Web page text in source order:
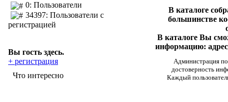
0: Пользователи
34397: Пользователи с
регистрацией
Вы гость здесь.
+ регистрация
Что интересно
В каталоге
большинстве
В каталоге Вы
информацию:
Администрация
достоверность
Каждый